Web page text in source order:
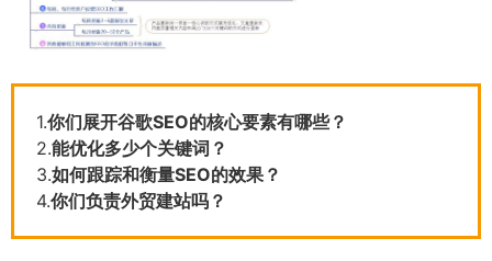
1.你们展开谷歌SEO的核心要素有哪些？
2.能优化多少个关键词？
3.如何跟踪和衡量SEO的效果？
4.你们负责外贸建站吗？